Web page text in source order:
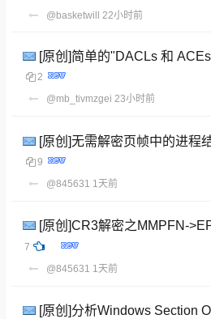
@basketwill 22小时前
[原创]简单的"DACLs 和
2
@mb_tivmzgei 23小时前
[原创]无需解密页帧中的进程
9
@845631 1天前
[原创]CR3解密之MMPFN-
7
@845631 1天前
[原创]分析Windows Section